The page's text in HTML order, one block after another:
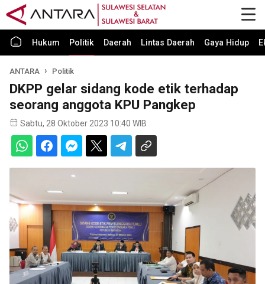
Hukum Politik Daerah Lintas Daerah Gaya Hidup
ANTARA Politik
DKPP gelar sidang kode etik terhadap
seorang anggota KPU Pangkep
Sabtu, 28 Oktober 2023 10:40 WIB